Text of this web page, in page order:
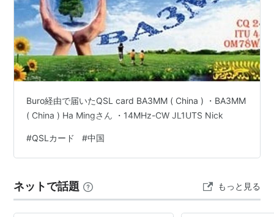
Buro経由で届いたQSL card BA3MM ( China ) ・BA3MM
( China ) Ha Mingさん ・14MHz-CW JL1UTS Nick
#QSLカード #中国
ネットで話題 もっと見る